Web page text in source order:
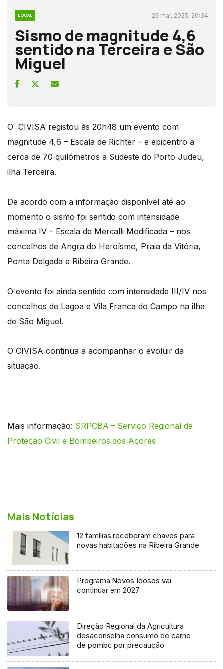
LOCAL 25 mar, 2025, 20:34
Sismo de magnitude 4,6
sentido na Terceira e São
Miguel
O CIVISA registou às 20h48 um evento com
magnitude 4,6 – Escala de Richter – e epicentro a
cerca de 70 quilómetros a Sudeste do Porto Judeu,
ilha Terceira.
De acordo com a informação disponível até ao
momento o sismo foi sentido com intensidade
máxima IV – Escala de Mercalli Modificada – nos
concelhos de Angra do Heroísmo, Praia da Vitória,
Ponta Delgada e Ribeira Grande.
O evento foi ainda sentido com intensidade III/IV nos
concelhos de Lagoa e Vila Franca do Campo na ilha
de São Miguel.
O CIVISA continua a acompanhar o evoluir da
situação.
Mais informação: SRPCBA – Serviço Regional de
Proteção Civil e Bombeiros dos Açores
Mais Notícias
12 famílias receberam chaves para
novas habitações na Ribeira Grande
Programa Novos Idosos vai
continuar em 2027
Direção Regional da Agricultura
desaconselha consumo de carne
de pombo por precaução